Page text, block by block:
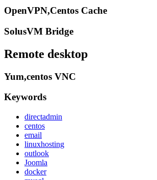
OpenVPN,Centos Cache
SolusVM Bridge
Remote desktop
Yum,centos VNC
Keywords
directadmin
centos
email
linuxhosting
outlook
Joomla
docker